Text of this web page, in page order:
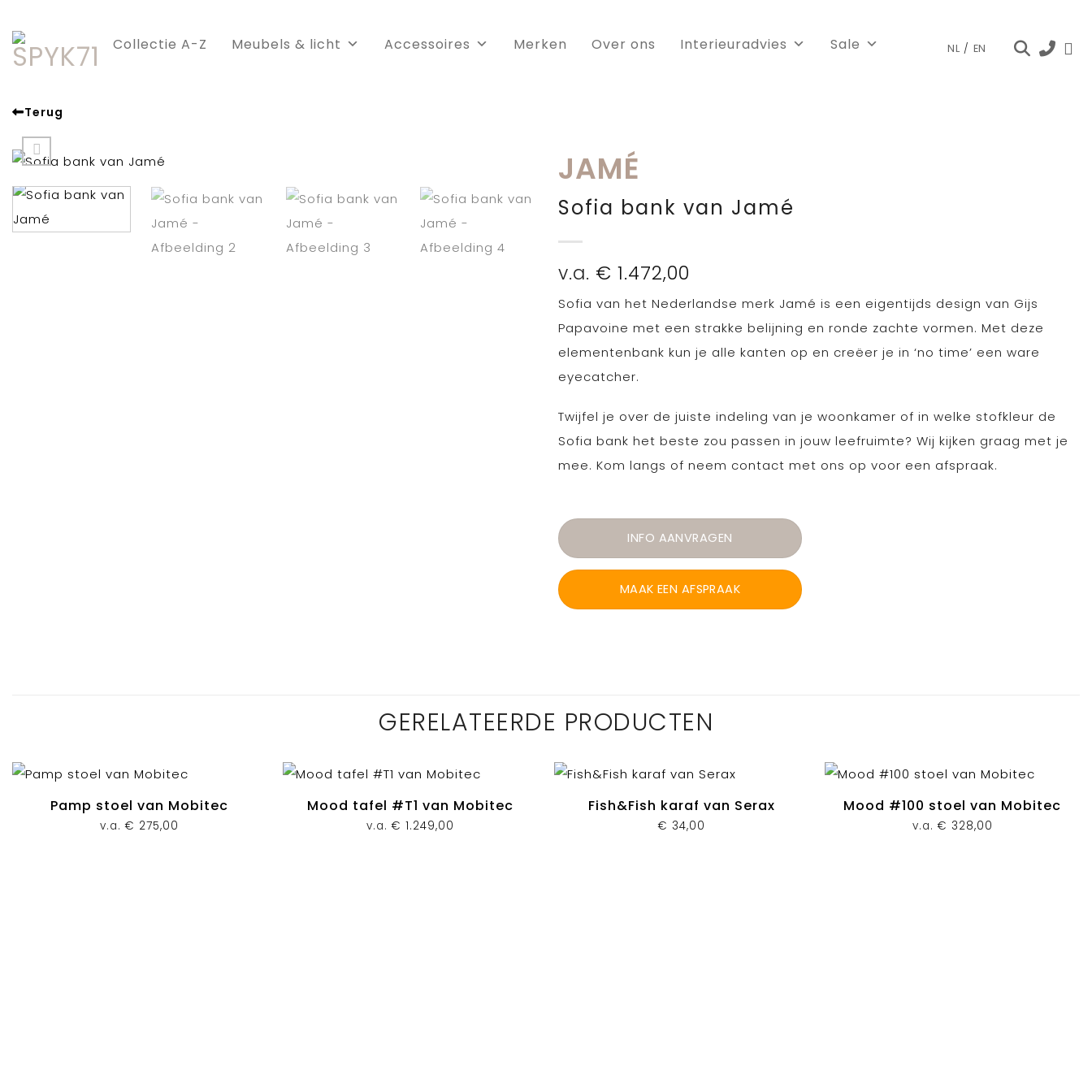
to
content
Collectie A-Z Meubels & licht Accessoires Merken Over ons Interieuradvies Sale NL/ EN
Terug
Sofia bank van Jamé
v.a. € 1.472,00
JAMÉ
Sofia van het Nederlandse merk Jamé is een eigentijds design van Gijs
Papavoine met een strakke belijning en ronde zachte vormen. Met deze
elementenbank kun je alle kanten op en creëer je in ‘no time’ een ware
eyecatcher.
Twijfel je over de juiste indeling van je woonkamer of in welke stofkleur de
Sofia bank het beste zou passen in jouw leefruimte? Wij kijken graag met je
mee. Kom langs of neem contact met ons op voor een afspraak.
INFO AANVRAGEN
MAAK EEN AFSPRAAK
GERELATEERDE PRODUCTEN
Pamp stoel van Mobitec
v.a.€ 275,00
Mood tafel #T1 van Mobitec
v.a.€ 1.249,00
Fish&Fish karaf van Serax
€ 34,00
Mood #100 stoel van Mobitec
v.a.€ 328,00